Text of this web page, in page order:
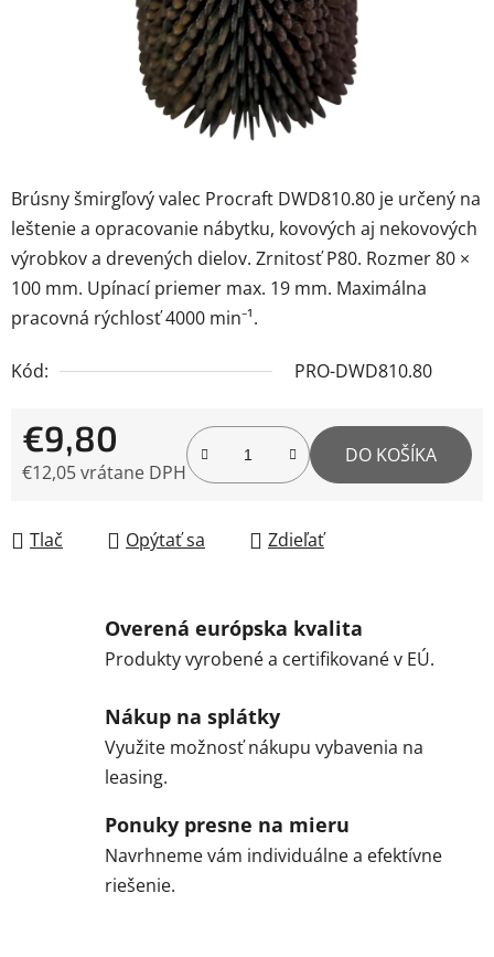
Brúsny šmirgľový valec Procraft DWD810.80 je určený na
leštenie a opracovanie nábytku, kovových aj nekovových
výrobkov a drevených dielov. Zrnitosť P80. Rozmer 80 ×
100 mm. Upínací priemer max. 19 mm. Maximálna
pracovná rýchlosť 4000 min⁻¹.
Kód: PRO-DWD810.80
€9,80
€12,05 vrátane DPH
DO KOŠÍKA
Tlač Opýtať sa Zdieľať
Overená európska kvalita
Produkty vyrobené a certifikované v EÚ.
Nákup na splátky
Využite možnosť nákupu vybavenia na
leasing.
Ponuky presne na mieru
Navrhneme vám individuálne a efektívne
riešenie.